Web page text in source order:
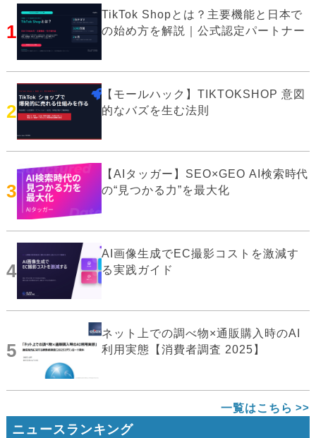
1
TikTok Shopとは？主要機能と日本で
の始め方を解説｜公式認定パートナー
2
【モールハック】TIKTOKSHOP 意図
的なバズを生む法則
3
【AIタッガー】SEO×GEO AI検索時代
の“見つかる力”を最大化
4
AI画像生成でEC撮影コストを激減す
る実践ガイド
5
ネット上での調べ物×通販購入時のAI
利用実態【消費者調査 2025】
一覧はこちら
ニュースランキング